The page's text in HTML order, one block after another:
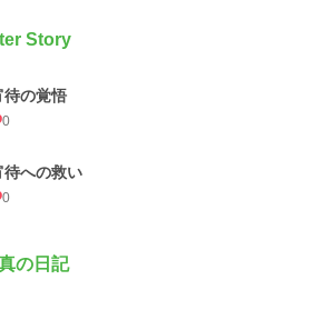
Story
待の覚悟
0
待への救い
0
の日記